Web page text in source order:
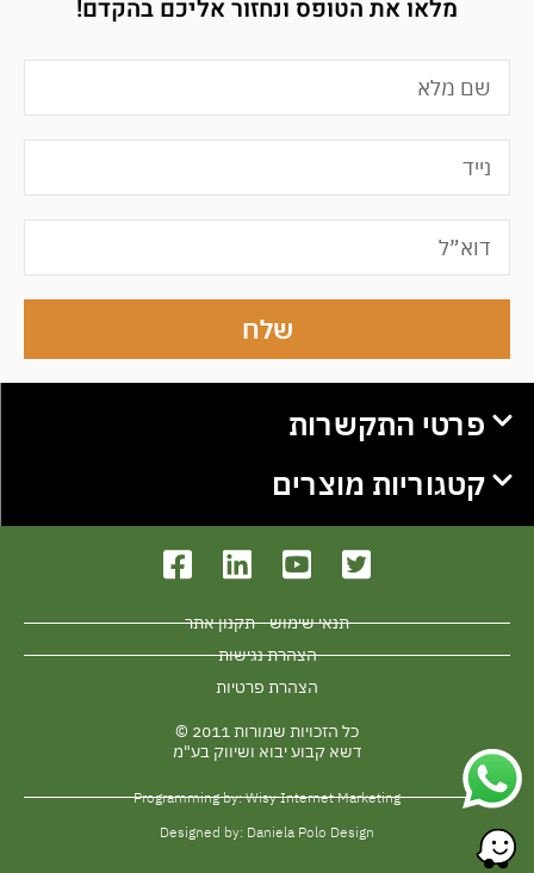
מלאו את הטופס ונחזור אליכם בהקדם!
שלח
פרטי התקשרות
קטגוריות מוצרים
תנאי שימוש - תקנון אתר
הצהרת נגישות
הצהרת פרטיות
כל הזכויות שמורות 2011 ©
דשא קבוע יבוא ושיווק בע"מ
Programming by: Wisy Internet Marketing
Designed by: Daniela Polo Design